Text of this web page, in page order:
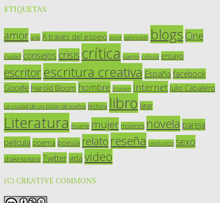
ETIQUETAS
amor arte A través del espejo autor baloncesto blogs Cine
ciudad consejos crisis crítica cuento cultura ensayo
escritorescritura creativa España facebook
Google Harold Bloom hombre imagen Internet Julio Caballero
La ciudad de un billón de sueños lectura libro ligar
Literatura muerte mujer mujeres novela pareja
película poema poesía relato reseña revolución sexo
shakespeare Twittervida video
(C) CREATIVE COMMONS